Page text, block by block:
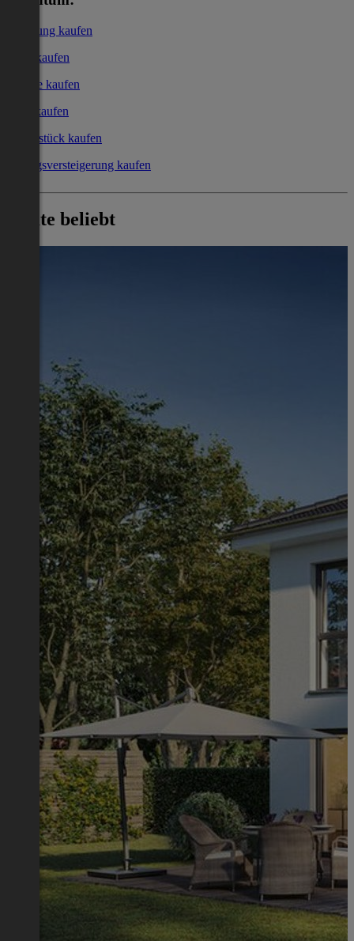
Wohnung kaufen
Haus kaufen
Garage kaufen
Büro kaufen
Grundstück kaufen
Zwangsversteigerung kaufen
Heute beliebt